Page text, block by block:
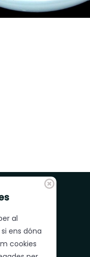
al
ens dóna
cookies